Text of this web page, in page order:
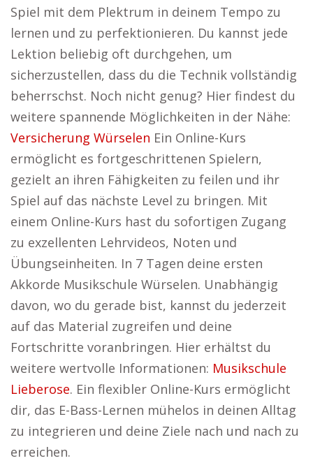
Spiel mit dem Plektrum in deinem Tempo zu
lernen und zu perfektionieren. Du kannst jede
Lektion beliebig oft durchgehen, um
sicherzustellen, dass du die Technik vollständig
beherrschst. Noch nicht genug? Hier findest du
weitere spannende Möglichkeiten in der Nähe:
Versicherung Würselen Ein Online-Kurs
ermöglicht es fortgeschrittenen Spielern,
gezielt an ihren Fähigkeiten zu feilen und ihr
Spiel auf das nächste Level zu bringen. Mit
einem Online-Kurs hast du sofortigen Zugang
zu exzellenten Lehrvideos, Noten und
Übungseinheiten. In 7 Tagen deine ersten
Akkorde Musikschule Würselen. Unabhängig
davon, wo du gerade bist, kannst du jederzeit
auf das Material zugreifen und deine
Fortschritte voranbringen. Hier erhältst du
weitere wertvolle Informationen: Musikschule
Lieberose. Ein flexibler Online-Kurs ermöglicht
dir, das E-Bass-Lernen mühelos in deinen Alltag
zu integrieren und deine Ziele nach und nach zu
erreichen.